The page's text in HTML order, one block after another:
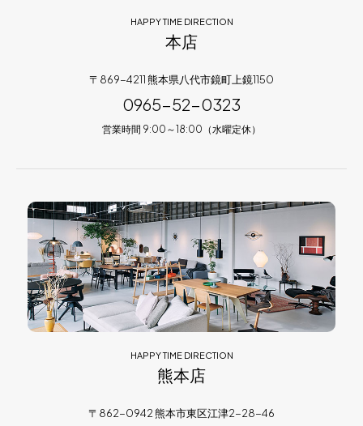
HAPPY TIME DIRECTION
本店
〒869-4211 熊本県八代市鏡町上鏡1150
0965-52-0323
営業時間 9:00～18:00（水曜定休）
HAPPY TIME DIRECTION
熊本店
〒862-0942 熊本市東区江津2-28-46